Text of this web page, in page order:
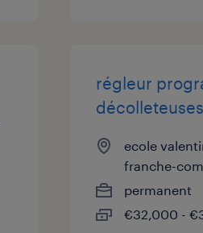
régleur
ecole
franche-
permanent
€32,000 -